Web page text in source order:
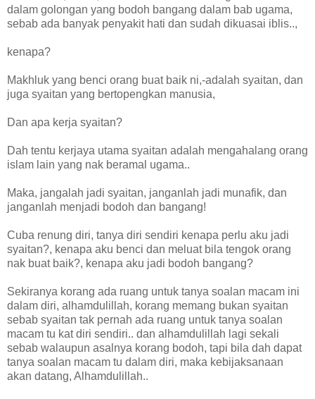
dalam golongan yang bodoh bangang dalam bab ugama,
sebab ada banyak penyakit hati dan sudah dikuasai iblis..,
kenapa?
Makhluk yang benci orang buat baik ni,-adalah syaitan, dan
juga syaitan yang bertopengkan manusia,
Dan apa kerja syaitan?
Dah tentu kerjaya utama syaitan adalah mengahalang orang
islam lain yang nak beramal ugama..
Maka, jangalah jadi syaitan, janganlah jadi munafik, dan
janganlah menjadi bodoh dan bangang!
Cuba renung diri, tanya diri sendiri kenapa perlu aku jadi
syaitan?, kenapa aku benci dan meluat bila tengok orang
nak buat baik?, kenapa aku jadi bodoh bangang?
Sekiranya korang ada ruang untuk tanya soalan macam ini
dalam diri, alhamdulillah, korang memang bukan syaitan
sebab syaitan tak pernah ada ruang untuk tanya soalan
macam tu kat diri sendiri.. dan alhamdulillah lagi sekali
sebab walaupun asalnya korang bodoh, tapi bila dah dapat
tanya soalan macam tu dalam diri, maka kebijaksanaan
akan datang, Alhamdulillah..